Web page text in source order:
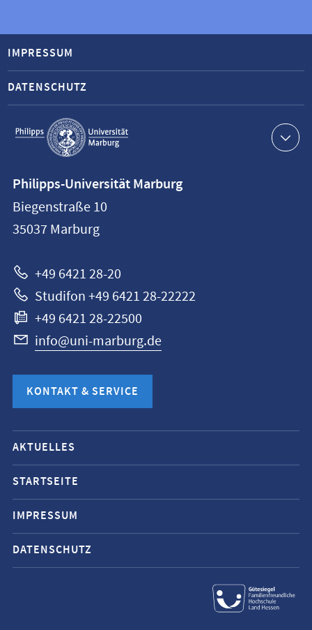
Service-
Navigation
IMPRESSUM
DATENSCHUTZ
Philipps-
Universität
Marburg
Philipps-Universität Marburg
Biegenstraße 10
35037 Marburg
+49 6421 28-20
Studifon +49 6421 28-22222
+49 6421 28-22500
info@uni-marburg.de
KONTAKT & SERVICE
Mobile-
Service-
Navigation
und
Social
Media
Kontakte
AKTUELLES
STARTSEITE
IMPRESSUM
DATENSCHUTZ